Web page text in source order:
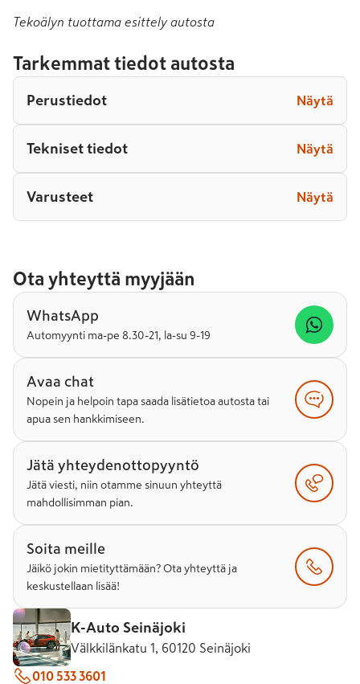
Tekoälyn tuottama esittely autosta
Tarkemmat tiedot autosta
Perustiedot Näytä
Tekniset tiedot Näytä
Varusteet Näytä
Ota yhteyttä myyjään
WhatsApp
Automyynti ma-pe 8.30-21, la-su 9-19
Avaa chat
Nopein ja helpoin tapa saada lisätietoa autosta tai
apua sen hankkimiseen.
Jätä yhteydenottopyyntö
Jätä viesti, niin otamme sinuun yhteyttä
mahdollisimman pian.
Soita meille
Jäikö jokin mietityttämään? Ota yhteyttä ja
keskustellaan lisää!
K-Auto Seinäjoki
Välkkilänkatu 1, 60120 Seinäjoki
010 533 3601